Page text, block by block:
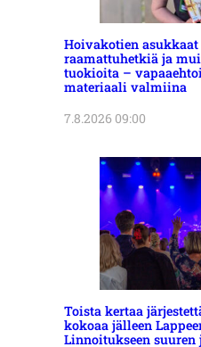
Hoivakotien
raamattuhetkiä ja
tuokioita –
materiaali valmiina
7.8.2026 09:00
Toista kertaa
kokoaa jälleen
Linnoitukseen suuren